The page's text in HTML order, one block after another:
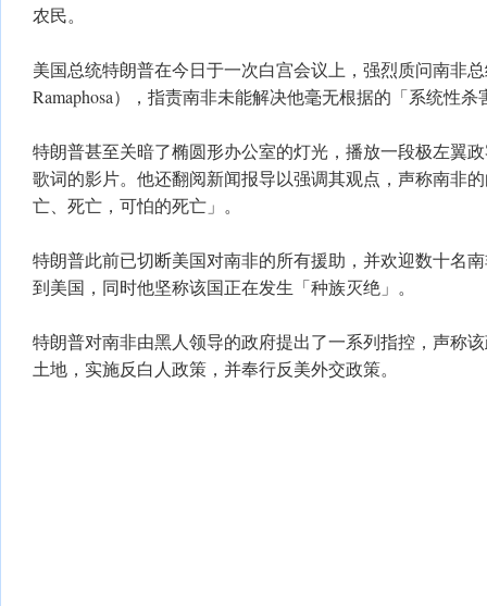
农民。
美国总统特朗普在今日于一次白宫会议上，强烈质问南非
Ramaphosa），指责南非未能解决他毫无根据的「系统性
特朗普甚至关暗了椭圆形办公室的灯光，播放一段极左翼
歌词的影片。他还翻阅新闻报导以强调其观点，声称南非
亡、死亡，可怕的死亡」。
特朗普此前已切断美国对南非的所有援助，并欢迎数十名
到美国，同时他坚称该国正在发生「种族灭绝」。
特朗普对南非由黑人领导的政府提出了一系列指控，声称
土地，实施反白人政策，并奉行反美外交政策。